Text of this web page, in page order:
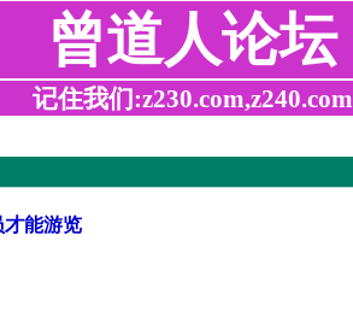
曾道人论坛
记住我们:z230.com,z240.com
才能游览